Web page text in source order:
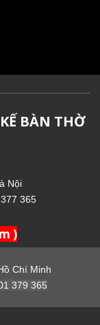
BÀN THỜ
Nội
365
)
Chí Minh
379 365